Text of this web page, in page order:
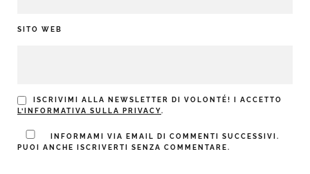
SITO WEB
ISCRIVIMI ALLA NEWSLETTER DI VOLONTÉ! I ACCETTO
L’INFORMATIVA SULLA PRIVACY.
INFORMAMI VIA EMAIL DI COMMENTI SUCCESSIVI.
PUOI ANCHE ISCRIVERTI SENZA COMMENTARE.